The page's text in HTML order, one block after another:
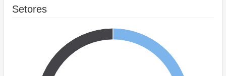
Setores